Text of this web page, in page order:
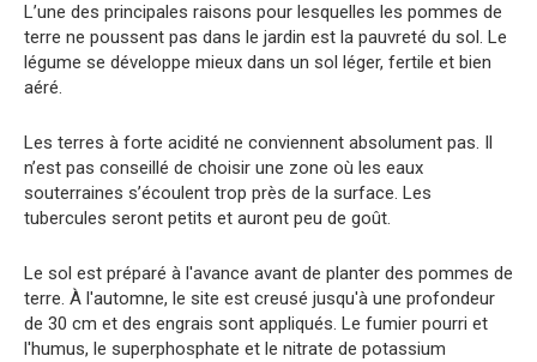
L’une des principales raisons pour lesquelles les pommes de
terre ne poussent pas dans le jardin est la pauvreté du sol. Le
légume se développe mieux dans un sol léger, fertile et bien
aéré.
Les terres à forte acidité ne conviennent absolument pas. Il
n’est pas conseillé de choisir une zone où les eaux
souterraines s’écoulent trop près de la surface. Les
tubercules seront petits et auront peu de goût.
Le sol est préparé à l'avance avant de planter des pommes de
terre. À l'automne, le site est creusé jusqu'à une profondeur
de 30 cm et des engrais sont appliqués. Le fumier pourri et
l'humus, le superphosphate et le nitrate de potassium